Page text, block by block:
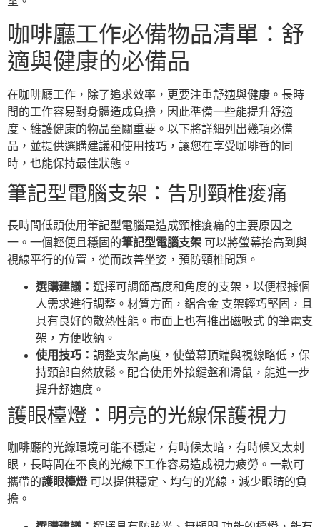
咖啡廳工作必備物品清單：舒
適與健康的必備品
在咖啡廳工作，除了追求效率，更要注重舒適與健康。長時
間的工作容易對身體造成負擔，因此準備一些能提升舒適
度、維護健康的物品至關重要。以下將詳細列出幾項必備
品，並提供選購建議和使用技巧，讓您在享受咖啡香的同
時，也能保持最佳狀態。
筆記型電腦支架：告別頸椎痠痛
長時間低頭使用筆記型電腦是造成頸椎痠痛的主要原因之
一。一個輕便且穩固的筆記型電腦支架 可以將螢幕抬高到與
視線平行的位置，從而改善坐姿，預防頸椎問題。
選購建議： 選擇可調節高度和角度的支架，以便根據個
人需求進行調整。材質方面，鋁合金 支架輕巧堅固，且
具有良好的散熱性能。市面上也有推出磁吸式 的筆電支
架，方便收納。
使用技巧： 調整支架高度，使螢幕頂端與視線略低，保
持頸部自然放鬆。配合使用外接鍵盤和滑鼠，能進一步
提升舒適度。
護眼檯燈：明亮的光線保護視力
咖啡廳的光線環境可能不穩定，有時候太暗，有時候又太刺
眼，長時間在不良的光線下工作容易造成視力疲勞。一款可
攜帶的護眼檯燈可以提供穩定、均勻的光線，減少眼睛的負
擔。